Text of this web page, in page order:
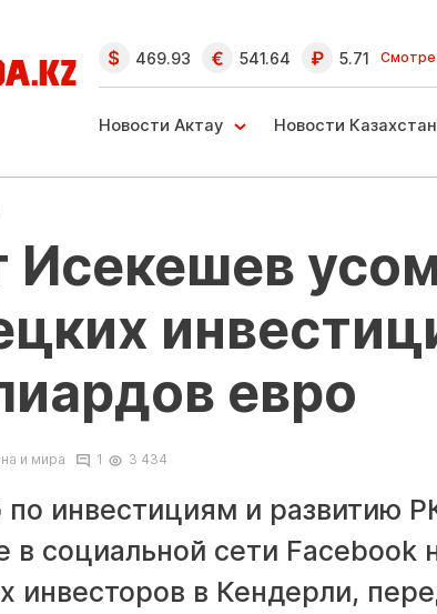
469.93 541.64 5.71
Новости Актау Новости
Исекешев
евро
и мира 1 3 434
инвестициям и развитию
в социальной сети Facebook
инвесторов в Кендерли,